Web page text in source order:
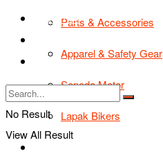
Parts & Accessories
Apparel & Safety Gear
Sepeda Motor
Lapak Bikers
TIPS & TRIK
Tentang Kami
No Result
View All Result